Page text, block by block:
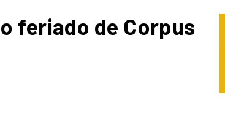
feriado de Corpus